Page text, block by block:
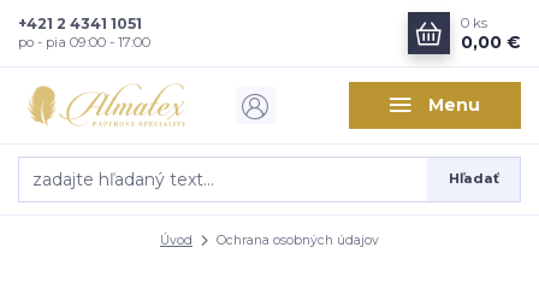
Menu
Hľadať
+421 2 4341 1051
po - pia 09:00 - 17:00
0 ks
0,00 €
Úvod Ochrana osobných údajov